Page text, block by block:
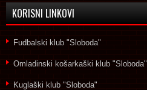
KORISNI LINKOVI
Fudbalski klub "Sloboda"
Omladinski košarkaški klub "Sloboda"
Kuglaški klub "Sloboda"